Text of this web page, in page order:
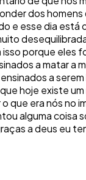
dos
e esse dia está
porque eles
a matar a
a
hoje existe
o que era nós no
alguma coisa
a deus eu